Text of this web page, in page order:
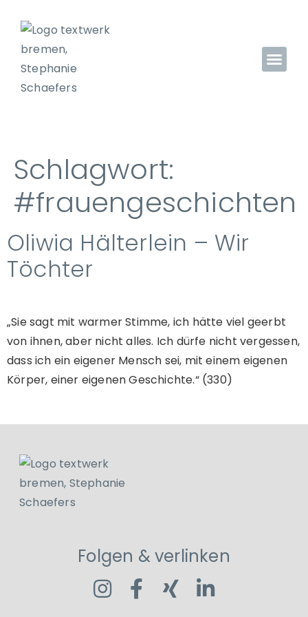
Schlagwort:
#frauengeschichten
Oliwia Hälterlein – Wir
Töchter
„Sie sagt mit warmer Stimme, ich hätte viel geerbt
von ihnen, aber nicht alles. Ich dürfe nicht vergessen,
dass ich ein eigener Mensch sei, mit einem eigenen
Körper, einer eigenen Geschichte.“ (330)
Folgen & verlinken